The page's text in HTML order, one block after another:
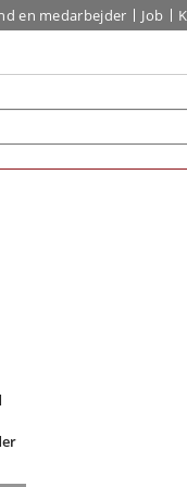
en medarbejder Job